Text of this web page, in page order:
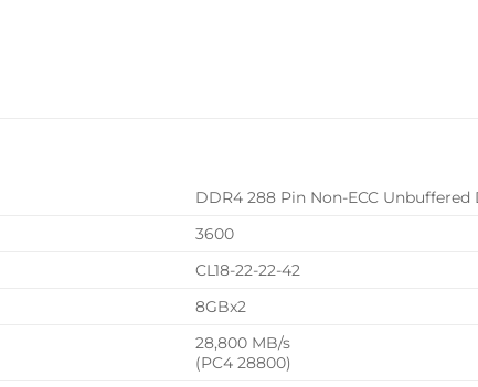
DDR4 288 Pin Non-ECC Unbuffered
3600
CL18-22-22-42
8GBx2
28,800 MB/s
(PC4 28800)